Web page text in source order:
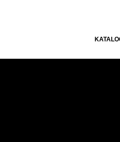
KATALOG